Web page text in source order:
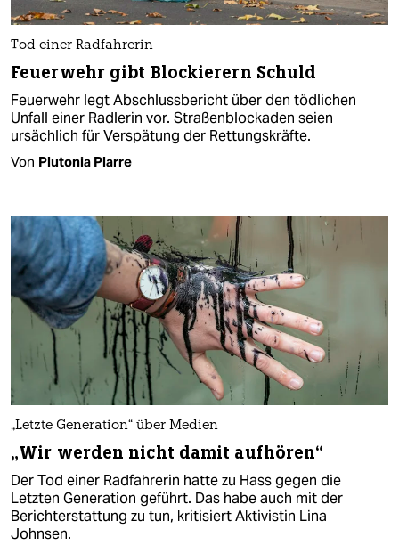
Tod einer Radfahrerin
Feuerwehr gibt Blockierern Schuld
Feuerwehr legt Abschlussbericht über den tödlichen
Unfall einer Radlerin vor. Straßenblockaden seien
ursächlich für Verspätung der Rettungskräfte.
Von Plutonia Plarre
„Letzte Generation“ über Medien
„Wir werden nicht damit aufhören“
Der Tod einer Radfahrerin hatte zu Hass gegen die
Letzten Generation geführt. Das habe auch mit der
Berichterstattung zu tun, kritisiert Aktivistin Lina
Johnsen.